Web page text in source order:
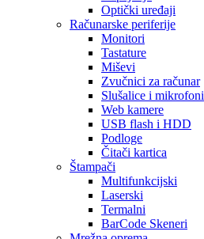
Optički uređaji
Računarske periferije
Monitori
Tastature
Miševi
Zvučnici za računar
Slušalice i mikrofoni
Web kamere
USB flash i HDD
Podloge
Čitači kartica
Štampači
Multifunkcijski
Laserski
Termalni
BarCode Skeneri